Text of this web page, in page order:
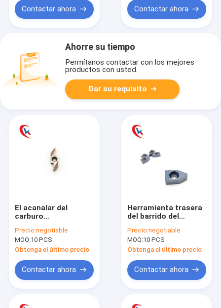
carburo
Contactar ahora Contactar ahora
Ahorre su tiempo
Permítanos contactar con los mejores
productos con usted.
Dar su requisito
El acanalar del
carburo
inserta anchura de
surco de 0.05-0.2
milímetros
Precio:negotiable
MOQ:10 PCS
Obtenga el último precio
Contactar ahora
Herramienta trasera
del barrido del
060 para el carburo
confiable del
funcionamiento que
acanala los partes
movibles
Precio:negotiable
MOQ:10 PCS
Obtenga el último precio
Contactar ahora